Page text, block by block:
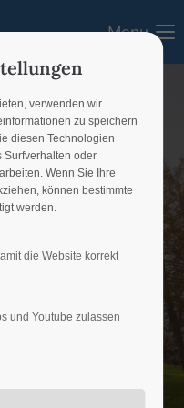
Menu
verwenden wir
zu speichern
diesen Technologien
Surfverhalten oder
Wenn Sie Ihre
können bestimmte
werden.
die Website korrekt
und Youtube zulassen